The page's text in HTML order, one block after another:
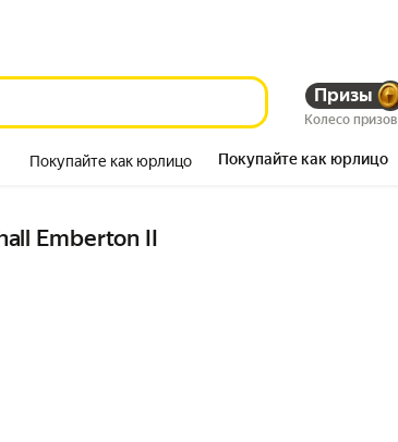
Призы
Колесо призов
Покупайте как юрлицо Покупайте как юрлицо
Emberton II